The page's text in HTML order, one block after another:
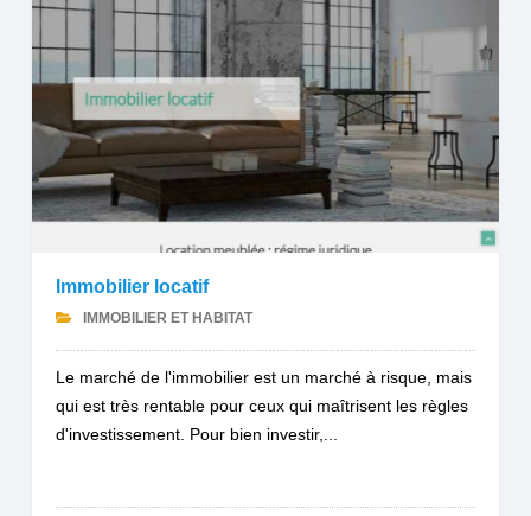
Immobilier locatif
IMMOBILIER ET HABITAT
Le marché de l'immobilier est un marché à risque, mais
qui est très rentable pour ceux qui maîtrisent les règles
d'investissement. Pour bien investir,...